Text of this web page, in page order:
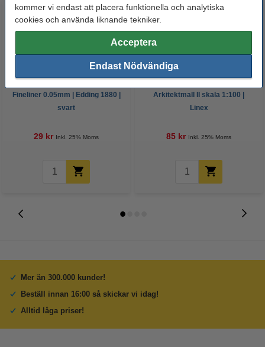
kommer vi endast att placera funktionella och analytiska
cookies och använda liknande tekniker.
Acceptera
Endast Nödvändiga
Fineliner 0.05mm | Edding 1880 |
svart
29 kr Inkl. 25% Moms
Arkitektmall II skala 1:100 |
Linex
85 kr Inkl. 25% Moms
Mer än 300.000 kunder!
Beställ innan 16:00 så skickar vi idag!
Alltid låga priser!